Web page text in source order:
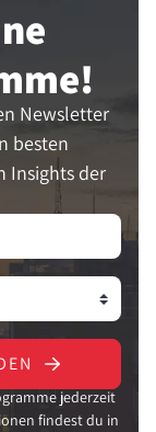
Newsletter
besten
Insights der
jederzeit
findest du in